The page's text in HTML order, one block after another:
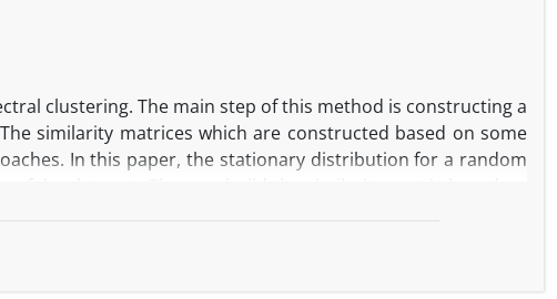
clustering. The main step of this method is constructing a
similarity matrices which are constructed based on some
In this paper, the stationary distribution for a random
we evaluate our method on benchmarks.